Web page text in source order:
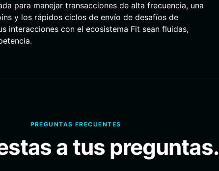
para manejar transacciones de alta frecuencia, una
y los rápidos ciclos de envío de desafíos de
interacciones con el ecosistema Fit sean fluidas,
PREGUNTAS FRECUENTES
a tus preguntas.